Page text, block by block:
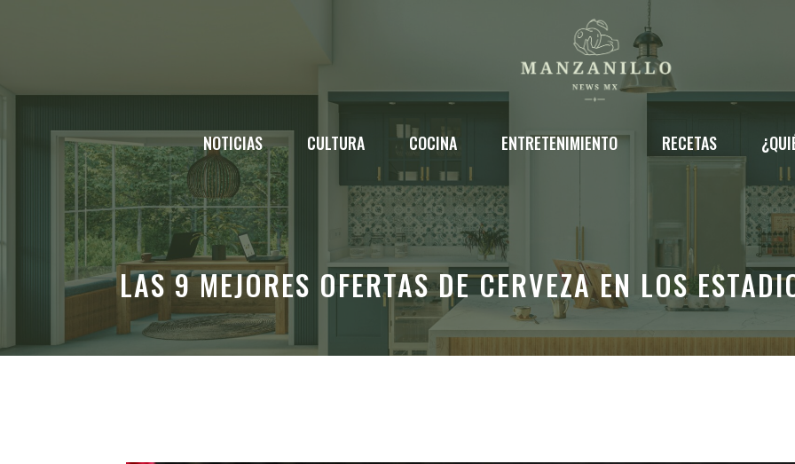
NOTICIAS CULTURA COCINA ENTRETENIMIENTO RECETAS
LAS 9 MEJORES OFERTAS DE CERVEZA EN LOS